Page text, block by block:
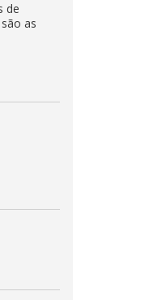
de
as